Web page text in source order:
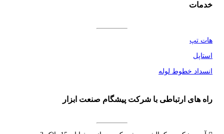
خدمات
هات تپ
استاپل
انسداد خطوط لوله
راه های ارتباطی با شرکت پیشگام صنعت ابزار